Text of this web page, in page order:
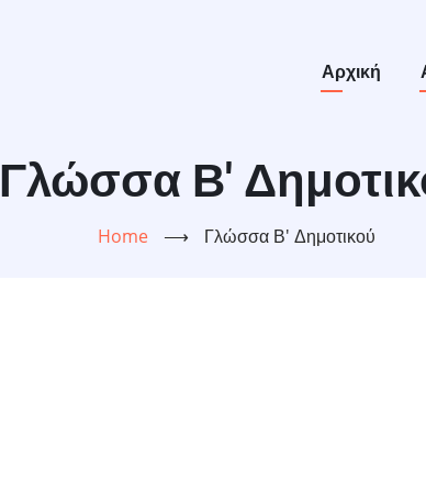
Main
Αρχική
Γλώσσα Β'
Home ⟶ Γλώσσα Β' Δημοτικού